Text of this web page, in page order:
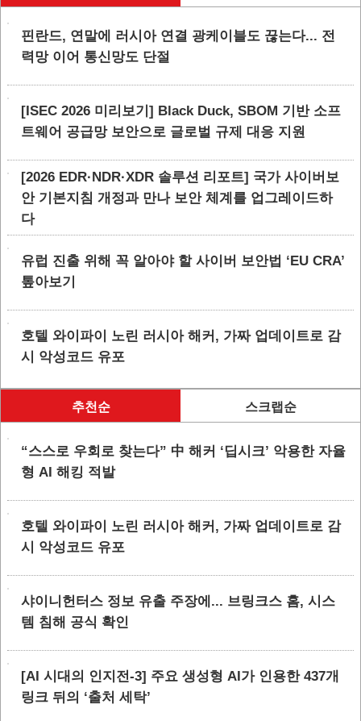
핀란드, 연말에 러시아 연결 광케이블도 끊는다... 전
력망 이어 통신망도 단절
[ISEC 2026 미리보기] Black Duck, SBOM 기반 소프
트웨어 공급망 보안으로 글로벌 규제 대응 지원
[2026 EDR·NDR·XDR 솔루션 리포트] 국가 사이버보
안 기본지침 개정과 만나 보안 체계를 업그레이드하
다
유럽 진출 위해 꼭 알아야 할 사이버 보안법 ‘EU CRA’
톺아보기
호텔 와이파이 노린 러시아 해커, 가짜 업데이트로 감
시 악성코드 유포
추천순 스크랩순
“스스로 우회로 찾는다” 中 해커 ‘딥시크’ 악용한 자율
형 AI 해킹 적발
호텔 와이파이 노린 러시아 해커, 가짜 업데이트로 감
시 악성코드 유포
샤이니헌터스 정보 유출 주장에... 브링크스 홈, 시스
템 침해 공식 확인
[AI 시대의 인지전-3] 주요 생성형 AI가 인용한 437개
링크 뒤의 ‘출처 세탁’